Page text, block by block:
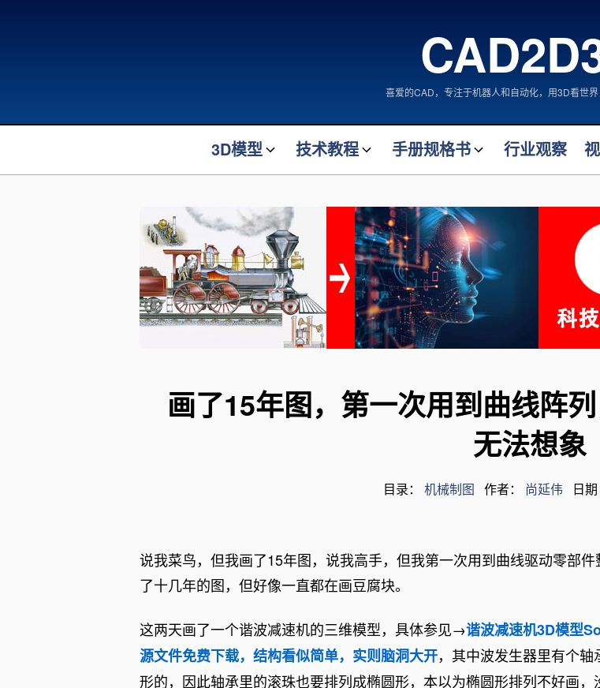
喜爱的CAD，专注于机器人和自动化，用3D看世
3D模型
机械装置装备
机器人模型
起重吊装
物流转运
电气电子
主机设备
辅机设备
技术教程
机器人方案大师
装车橇设计大师
机械原理
电气控制
机器人技术
自动化技术
机械制图
标准规范
手册规格书
FANUC 机器人拆解
自动化类产品手册
机械类产品手册
阀门类产品规格书
仪表类产品规格书
装卸臂产品规格书
行业观察
画了15年图，第一次用到曲线阵
无法想象
目录： 机械制图 作者： 尚延伟 日
说我菜鸟，但我画了15年图，说我高手，但我第一次用到曲线驱动零部件
了十几年的图，但好像一直都在画豆腐块。
这两天画了一个谐波减速机的三维模型，具体参见→谐波减速机3D模型
源文件免费下载，结构看似简单，实则脑洞大开，其中波发生器里有个轴
形的，因此轴承里的滚珠也要排列成椭圆形，本以为椭圆形排列不好画，